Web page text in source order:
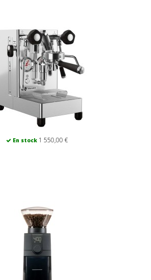
En stock 1 550,00 €